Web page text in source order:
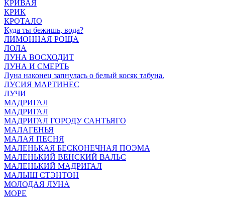
КРИВАЯ
КРИК
КРОТАЛО
Куда ты бежишь, вода?
ЛИМОННАЯ РОЩА
ЛОЛА
ЛУНА ВОСХОДИТ
ЛУНА И СМЕРТЬ
Луна наконец запнулась о белый косяк табуна.
ЛУСИЯ МАРТИНЕС
ЛУЧИ
МАДРИГАЛ
МАДРИГАЛ
МАДРИГАЛ ГОРОДУ САНТЬЯГО
МАЛАГЕНЬЯ
МАЛАЯ ПЕСНЯ
МАЛЕНЬКАЯ БЕСКОНЕЧНАЯ ПОЭМА
МАЛЕНЬКИЙ ВЕНСКИЙ ВАЛЬС
МАЛЕНЬКИЙ МАДРИГАЛ
МАЛЫШ СТЭНТОН
МОЛОДАЯ ЛУНА
МОРЕ